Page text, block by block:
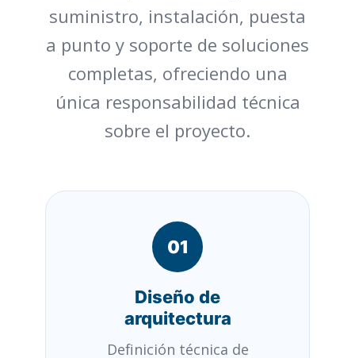
suministro, instalación, puesta
a punto y soporte de soluciones
completas, ofreciendo una
única responsabilidad técnica
sobre el proyecto.
01
Diseño de
arquitectura
Definición técnica de